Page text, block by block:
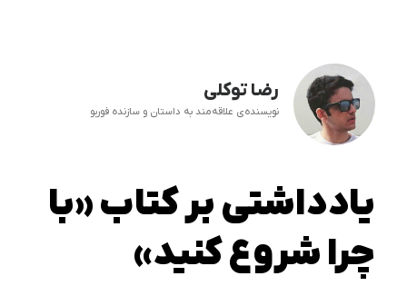
رضا توکلی
نویسنده‌ی علاقه‌مند به داستان و سازنده فوربو
یادداشتی بر کتاب «با
چرا شروع کنید»